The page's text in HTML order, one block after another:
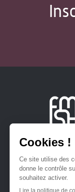
Créée
soutient
sciences